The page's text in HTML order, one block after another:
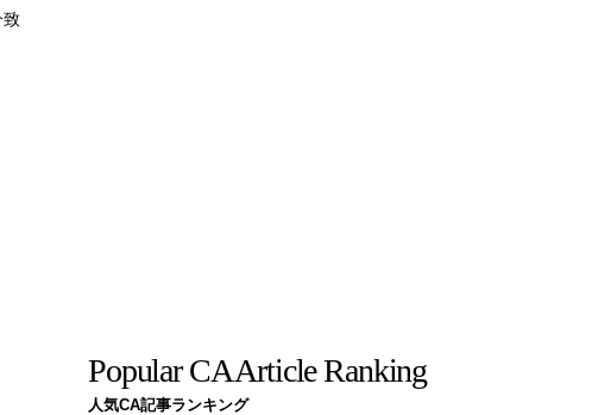
致
Popular CA Article Ranking
人気CA記事ランキング